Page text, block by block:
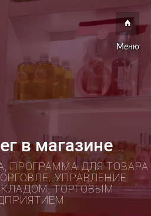
Меню
в магазине
ПРОГРАММА ДЛЯ ТОВАРА
УПРАВЛЕНИЕ
ТОРГОВЫМ